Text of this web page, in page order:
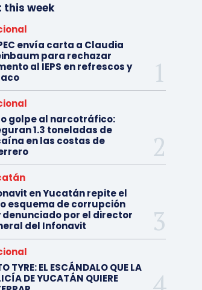
this week
envía carta a Claudia
para rechazar
al IEPS en refrescos y
golpe al narcotráfico:
1.3 toneladas de
en las costas de
en Yucatán repite el
esquema de corrupción
denunciado por el director
del Infonavit
TYRE: EL ESCÁNDALO QUE LA
DE YUCATÁN QUIERE